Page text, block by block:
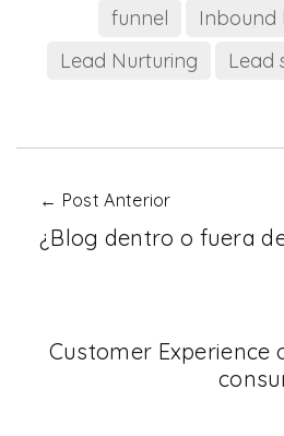
funnel
Inbound
Lead Nurturing
Lead
← Post Anterior
¿Blog dentro o fuera
Customer Experience